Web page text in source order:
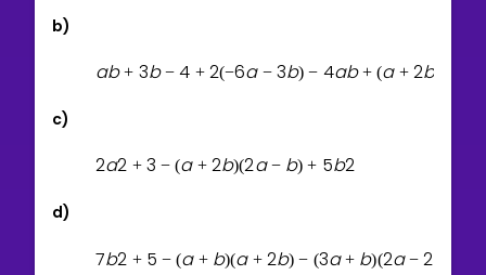
b)
ab + 3b − 4 + 2(−6a − 3b) − 4ab + (a + 2b
c)
2a2 + 3 − (a + 2b)(2a − b) + 5b2
d)
7b2 + 5 − (a + b)(a + 2b) − (3a + b)(2a − 2